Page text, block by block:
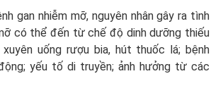
gan nhiễm mỡ, nguyên nhân gây ra tình
có thể đến từ chế độ dinh dưỡng thiếu
uống rượu bia, hút thuốc lá; bệnh
yếu tố di truyền; ảnh hưởng từ các